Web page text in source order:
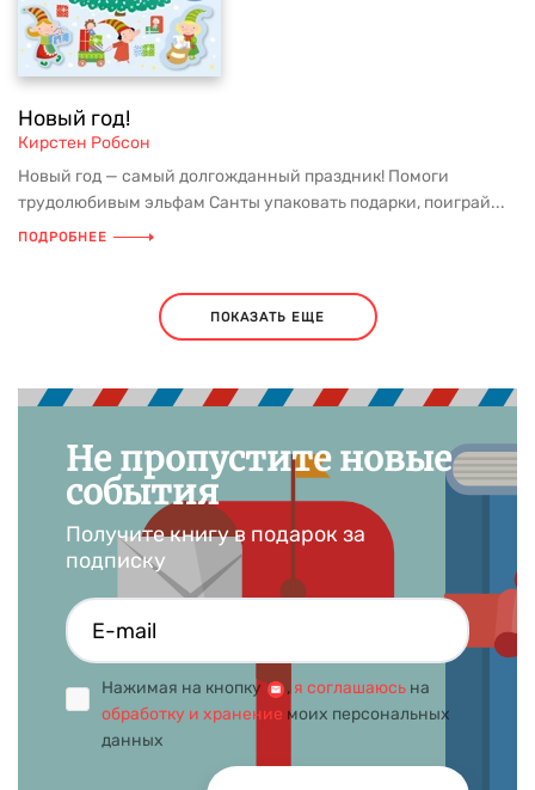
Новый год!
Кирстен Робсон
Новый год — самый долгожданный праздник! Помоги
трудолюбивым эльфам Санты упаковать подарки, поиграй...
ПОДРОБНЕЕ
ПОКАЗАТЬ ЕЩЕ
Не пропустите новые
события
Получите книгу в подарок за
подписку
Нажимая на кнопку , я соглашаюсь на
обработку и хранение моих персональных
данных